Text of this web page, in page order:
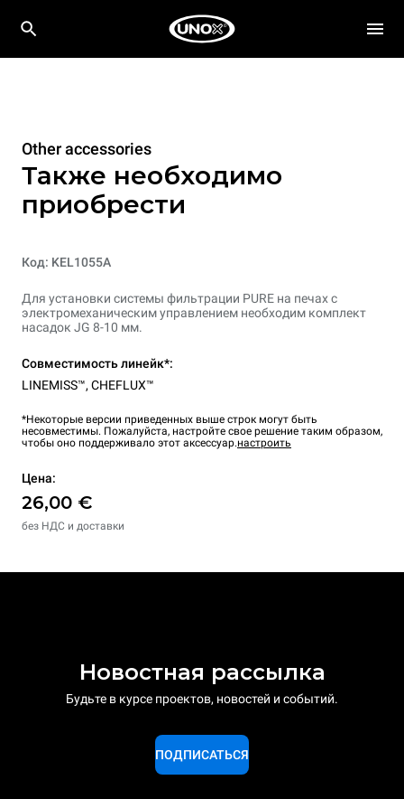
Other accessories
Также необходимо
приобрести
Код: KEL1055A
Для установки системы фильтрации PURE на печах с
электромеханическим управлением необходим комплект
насадок JG 8-10 мм.
Совместимость линейк*:
LINEMISS™, CHEFLUX™
*Некоторые версии приведенных выше строк могут быть
несовместимы. Пожалуйста, настройте свое решение таким образом,
чтобы оно поддерживало этот аксессуар.настроить
Цена:
26,00 €
без НДС и доставки
Новостная рассылка
Будьте в курсе проектов, новостей и событий.
ПОДПИСАТЬСЯ